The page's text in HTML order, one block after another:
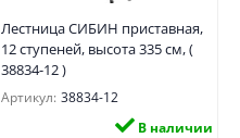
Лестница СИБИН приставная,
12 ступеней, высота 335 см, (
38834-12 )
Артикул: 38834-12
В наличии